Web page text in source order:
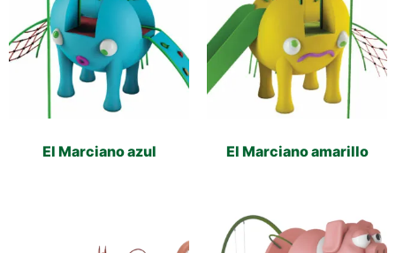
El Marciano azul El Marciano amarillo